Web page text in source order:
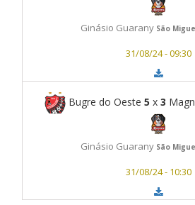
Ginásio Guarany São
31/08/24 - 09:30
Bugre do Oeste 5 x 3
Ginásio Guarany São
31/08/24 - 10:30